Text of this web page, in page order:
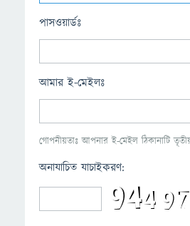
পাসওয়ার্ডঃ
আমার ই-মেইলঃ
গোপনীয়তাঃ আপনার ই-মেইল ঠিকানাটি
অনাযাচিত যাচাইকরণ: